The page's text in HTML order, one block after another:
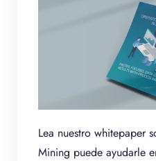
Lea nuestro whitepaper
Mining puede ayudarle